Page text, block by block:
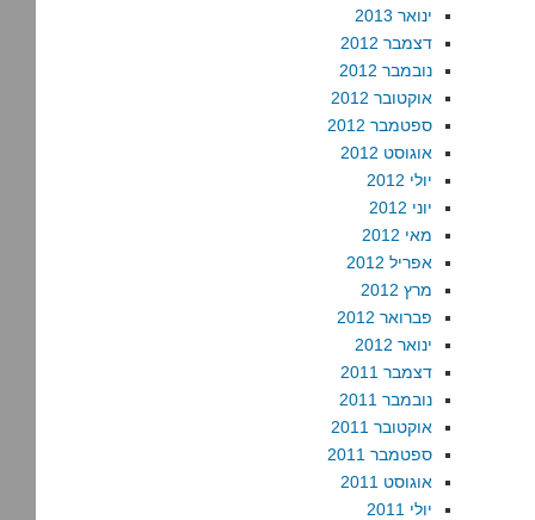
ינואר 2013
דצמבר 2012
נובמבר 2012
אוקטובר 2012
ספטמבר 2012
אוגוסט 2012
יולי 2012
יוני 2012
מאי 2012
אפריל 2012
מרץ 2012
פברואר 2012
ינואר 2012
דצמבר 2011
נובמבר 2011
אוקטובר 2011
ספטמבר 2011
אוגוסט 2011
יולי 2011